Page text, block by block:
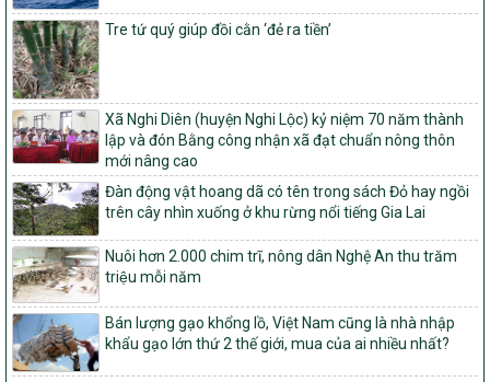
Phê duyệt danh sách các xã thuộc nhóm 1, nhóm 2, nhóm 3
trong xây dựng nông thôn mới giai đoạn 2026-2030 trên địa bàn
tỉnh Nghệ An
103/PTNT-NTM
Về việc đăng ký thực hiện Dự án liên kết theo chuỗi giá trị thuộc
Dự án 2 – Chương trình Mục tiêu quốc gia Giảm nghèo bền vững
giai đoạn 2021-2025 được kéo dài sang năm 2026
827/QĐ-BNNMT
Quyết định Ban hành Kế hoạch triển khai thực hiện Chương trình
mục tiêu quốc gia xây dựng nông thôn mới, giảm nghèo bền
vững và phát triển kinh tế – xã hội vùng đồng bào dân tộc thiểu
số và miền núi giai đoạn 2026-2035, giai đoạn I: Từ năm 2026
đến năm 2030
14/2026/TT-BNNMT
Hướng dẫn thực hiện một số nội dung tiêu chí, điều kiện thuộc Bộ
tiêu chí quốc gia về nông thôn mới giai đoạn 2026 – 2030 thuộc
Tre tứ quý giúp đồi cằn ‘đẻ ra tiền’
Xã Nghi Diên (huyện Nghi Lộc) kỷ niệm 70 năm thành
lập và đón Bằng công nhận xã đạt chuẩn nông thôn
mới nâng cao
Đàn động vật hoang dã có tên trong sách Đỏ hay ngồi
trên cây nhìn xuống ở khu rừng nổi tiếng Gia Lai
Nuôi hơn 2.000 chim trĩ, nông dân Nghệ An thu trăm
triệu mỗi năm
Bán lượng gạo khổng lồ, Việt Nam cũng là nhà nhập
khẩu gạo lớn thứ 2 thế giới, mua của ai nhiều nhất?